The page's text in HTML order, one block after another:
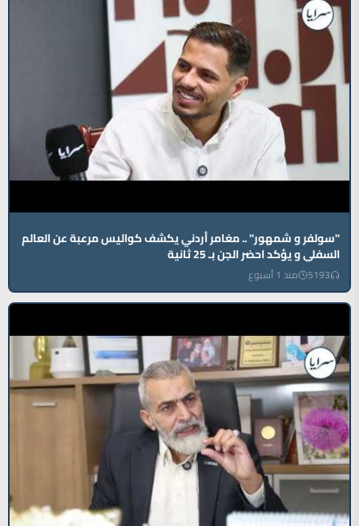
"سولفر و شمهور" .. مغامر أردني يكشف كواليس مرعبة عن العالم
السفلي و يؤكد احضر الجن بـ 25 ثانية
5193 منذ 1 أسبوع